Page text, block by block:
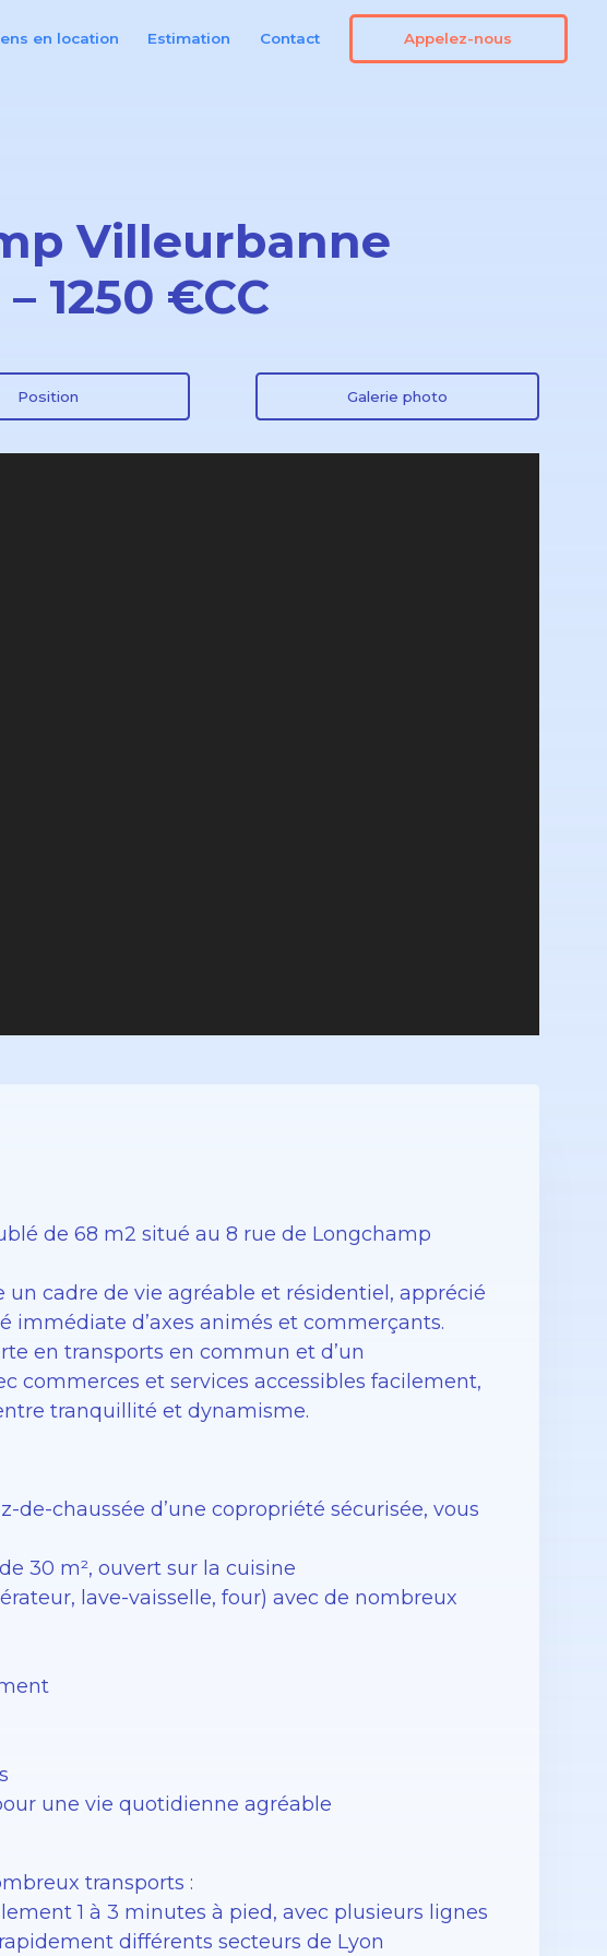
en location Estimation Contact Appelez-nous
Villeurbanne
1250 €CC
Position Galerie photo
de 68 m2 situé au 8 rue de Longchamp
cadre de vie agréable et résidentiel, apprécié
d’axes animés et commerçants.
en transports en commun et d’un
commerces et services accessibles facilement,
tranquillité et dynamisme.
chaussée d’une copropriété sécurisée, vous
30 m², ouvert sur la cuisine
lave-vaisselle, four) avec de nombreux
une vie quotidienne agréable
transports :
1 à 3 minutes à pied, avec plusieurs lignes
différents secteurs de Lyon